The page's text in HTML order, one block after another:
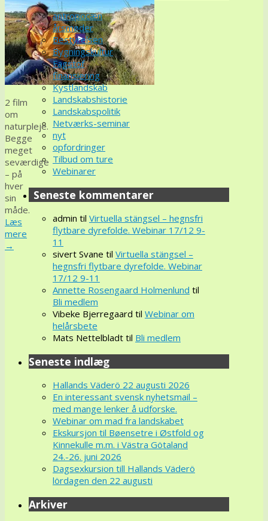
2 film
om
naturpleje.
Begge
meget
seværdige
– på
hver
sin
måde.
Læs
mere
→
antropocæn
årsmøder
Bestyrelsen
Bygningskultur
Fagstof
finansiering
Kystlandskab
Landskabshistorie
Landskabspolitik
Netværks-seminar
nyt
opfordringer
Tilbud om ture
Webinarer
Seneste kommentarer
admin til Virtuella stängsel – hegnsfri
flytbare dyrefolde. Webinar 17/12 9-
11
sivert Svane til Virtuella stängsel –
hegnsfri flytbare dyrefolde. Webinar
17/12 9-11
Annette Rosengaard Holmenlund til
Bli medlem
Vibeke Bjerregaard til Webinar om
helårsbete
Mats Nettelbladt til Bli medlem
Seneste indlæg
Hallands Väderö 22 augusti 2026
En interessant svensk nyhetsmail –
med mange lenker å udforske.
Webinar om mad fra landskabet
Ekskursjon til Bøensetre i Østfold og
Kinnekulle m.m. i Västra Götaland
24.-26. juni 2026
Dagsexkursion till Hallands Väderö
lördagen den 22 augusti
Arkiver